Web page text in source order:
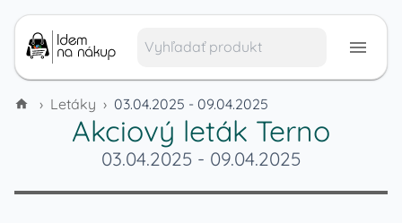
› Letáky › 03.04.2025 - 09.04.2025
Akciový leták Terno
03.04.2025 - 09.04.2025